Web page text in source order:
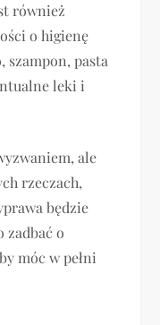
również
o higienę
szampon, pasta
leki i
ale
rzeczach,
będzie
zadbać o
móc w pełni